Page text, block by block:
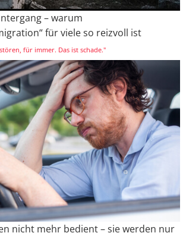
– warum
für viele so reizvoll ist
für immer. Das ist schade."
nicht mehr bedient – sie werden nur